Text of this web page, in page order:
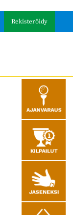
Rekisteröidy